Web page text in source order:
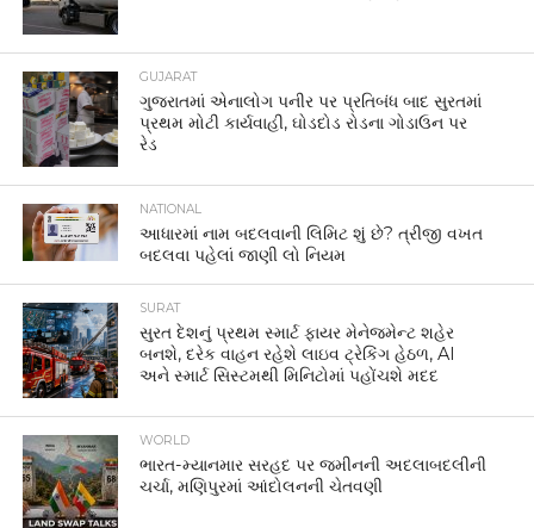
GUJARAT
ગુજરાતમાં એનાલોગ પનીર પર પ્રતિબંધ બાદ સુરતમાં
પ્રથમ મોટી કાર્યવાહી, ઘોડદોડ રોડના ગોડાઉન પર
રેડ
NATIONAL
આધારમાં નામ બદલવાની લિમિટ શું છે? ત્રીજી વખત
બદલવા પહેલાં જાણી લો નિયમ
SURAT
સુરત દેશનું પ્રથમ સ્માર્ટ ફાયર મેનેજમેન્ટ શહેર
બનશે, દરેક વાહન રહેશે લાઇવ ટ્રેકિંગ હેઠળ, AI
અને સ્માર્ટ સિસ્ટમથી મિનિટોમાં પહોંચશે મદદ
WORLD
ભારત-મ્યાનમાર સરહદ પર જમીનની અદલાબદલીની
ચર્ચા, મણિપુરમાં આંદોલનની ચેતવણી